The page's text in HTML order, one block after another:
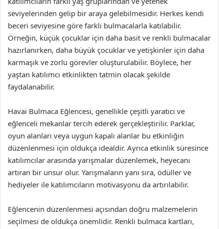
seviyelerinden gelip bir araya gelebilmesidir. Herkes kendi
beceri seviyesine göre farklı bulmacalarla katılabilir.
Örneğin, küçük çocuklar için daha basit ve renkli bulmacalar
hazırlanırken, daha büyük çocuklar ve yetişkinler için daha
karmaşık ve zorlu görevler oluşturulabilir. Böylece, her
yaştan katılımcı etkinlikten tatmin olacak şekilde
faydalanabilir.
Havai Bulmaca Eğlencesi, genellikle çeşitli yaratıcı ve
eğlenceli mekanlar tercih ederek gerçekleştirilir. Parklar,
oyun alanları veya uygun kapalı alanlar bu etkinliğin
düzenlenmesi için oldukça idealdir. Ayrıca etkinlik süresince
katılımcılar arasında yarışmalar düzenlemek, heyecanı
artıran bir unsur olur. Yarışmaların yanı sıra, ödüller ve
hediyeler ile katılımcıların motivasyonu da artırılabilir.
Eğlencenin düzenlenmesi açısından doğru malzemelerin
seçilmesi de oldukça önemlidir. Renkli bulmaca kartları,